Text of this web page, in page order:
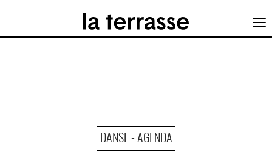
DANSE - AGENDA